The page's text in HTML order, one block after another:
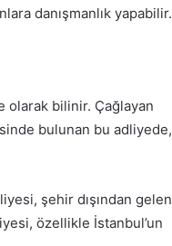
danışmanlık yapabilir.
olarak bilinir. Çağlayan
bulunan bu adliyede,
şehir dışından gelen
özellikle İstanbul’un